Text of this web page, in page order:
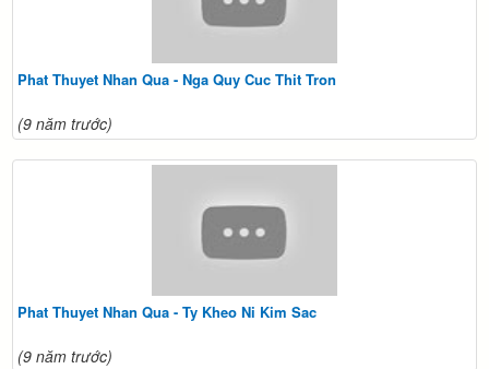
Phat Thuyet Nhan Qua - Nga Quy Cuc Thit Tron
(9 năm trước)
Phat Thuyet Nhan Qua - Ty Kheo Ni Kim Sac
(9 năm trước)